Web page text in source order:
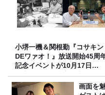
小堺一機＆関根勤『コサキン
DEワァオ！』放送開始45周
記念イベントが10月17日
（土）に開催決定！本日より
FC先行受付スタート！画面を